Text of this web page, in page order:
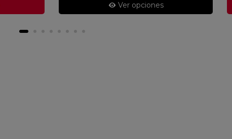
Ver opciones